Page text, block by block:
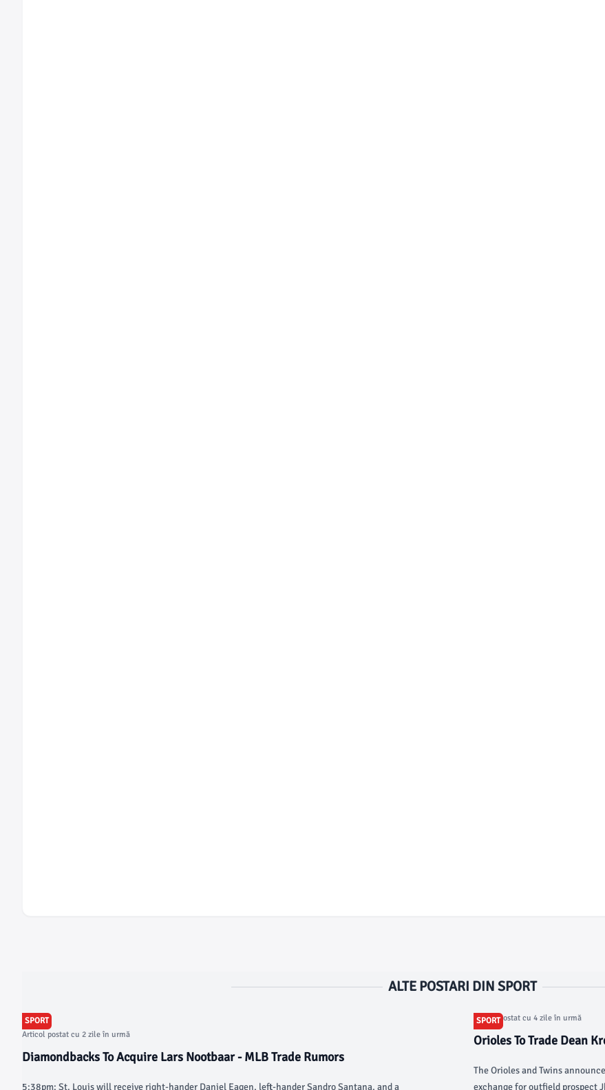
ALTE POSTARI DIN SPORT
SPORT
Articol postat cu 2 zile în urmă
Diamondbacks To Acquire Lars Nootbaar - MLB Trade Rumors
5:38pm: St. Louis will receive right-hander Daniel Eagen, left-hander Sandro Santana, and a
SPORT
Articol postat cu 4 zile în urmă
Orioles To Trade Dean
The Orioles and Twins
exchange for outfield prospect